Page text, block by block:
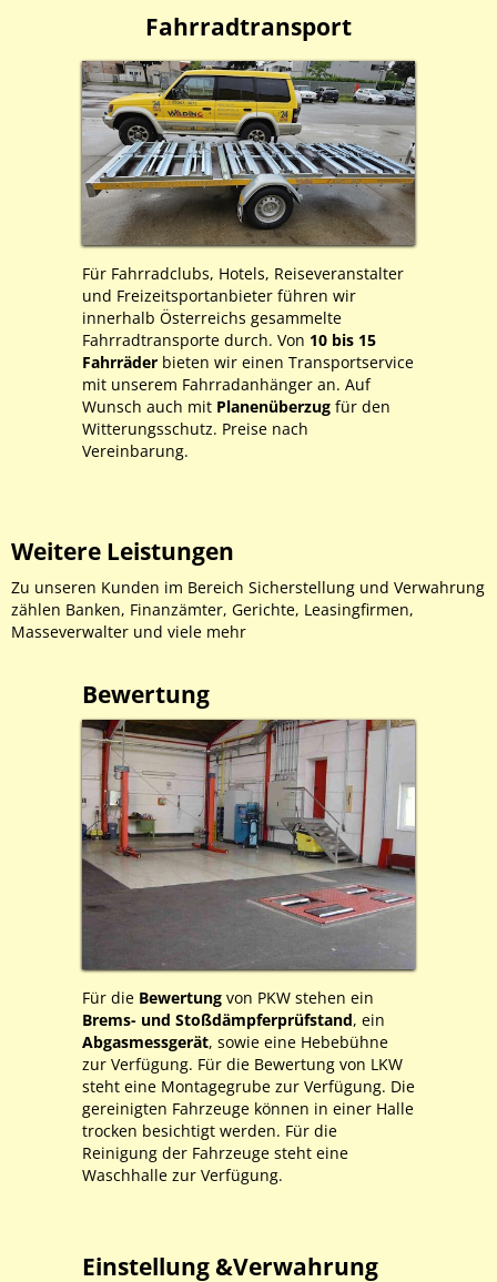
Fahrradtransport
Für Fahrradclubs, Hotels, Reiseveranstalter
und Freizeitsportanbieter führen wir
innerhalb Österreichs gesammelte
Fahrradtransporte durch. Von 10 bis 15
Fahrräder bieten wir einen Transportservice
mit unserem Fahrradanhänger an. Auf
Wunsch auch mit Planenüberzug für den
Witterungsschutz. Preise nach
Vereinbarung.
Weitere Leistungen
Zu unseren Kunden im Bereich Sicherstellung und Verwahrung
zählen Banken, Finanzämter, Gerichte, Leasingfirmen,
Masseverwalter und viele mehr
Bewertung
Für die Bewertung von PKW stehen ein
Brems- und Stoßdämpferprüfstand, ein
Abgasmessgerät, sowie eine Hebebühne
zur Verfügung. Für die Bewertung von LKW
steht eine Montagegrube zur Verfügung. Die
gereinigten Fahrzeuge können in einer Halle
trocken besichtigt werden. Für die
Reinigung der Fahrzeuge steht eine
Waschhalle zur Verfügung.
Einstellung &Verwahrung